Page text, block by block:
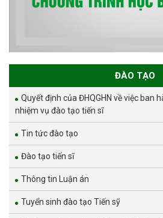
ĐÀO TẠO
Quyết định của ĐHQGHN về việc ban
nhiệm vụ đào tạo tiến sĩ
Tin tức đào tạo
Đào tạo tiến sĩ
Thông tin Luận án
Tuyển sinh đào tạo Tiến sỹ